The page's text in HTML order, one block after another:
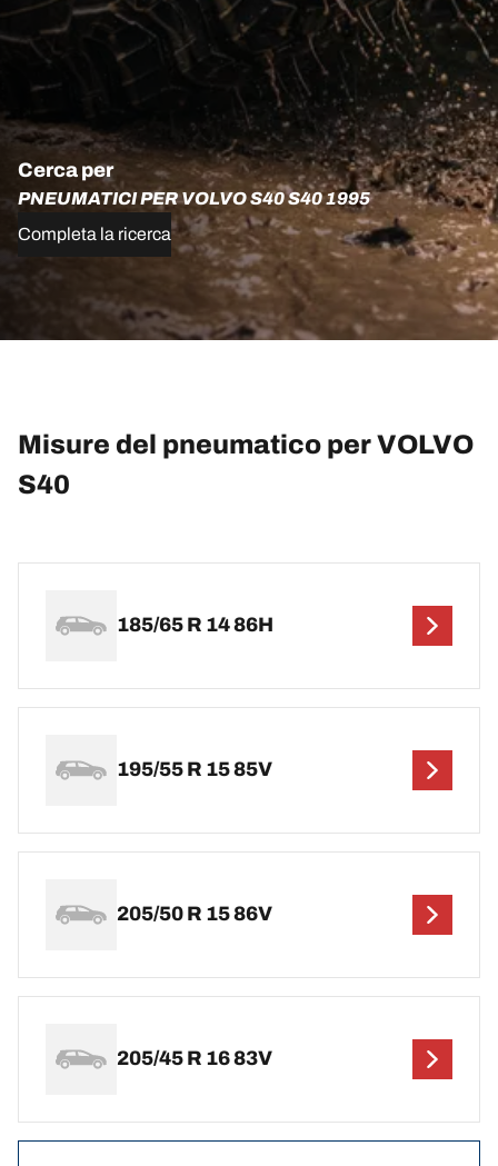
Cerca per
PNEUMATICI PER VOLVO S40 S40 1995
Completa la ricerca
Misure del pneumatico per VOLVO
S40
185/65 R 14 86H
195/55 R 15 85V
205/50 R 15 86V
205/45 R 16 83V